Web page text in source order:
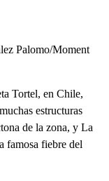
Palomo/Moment
Tortel, en Chile,
estructuras
de la zona, y La
famosa fiebre del